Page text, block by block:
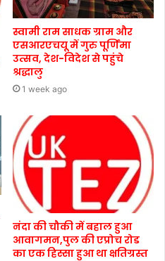
स्वामी राम साधक ग्राम और
एसआरएचयू में गुरु पूर्णिमा
उत्सव, देश-विदेश से पहुंचे
श्रद्धालु
1 week ago
नंदा की चौकी में बहाल हुआ
आवागमन,पुल की एप्रोच रोड
का एक हिस्सा हुआ था क्षतिग्रस्त